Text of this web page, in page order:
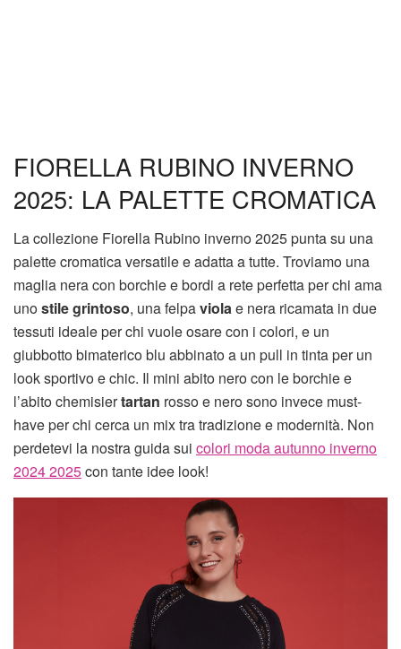
FIORELLA RUBINO INVERNO
2025: LA PALETTE CROMATICA
La collezione Fiorella Rubino inverno 2025 punta su una
palette cromatica versatile e adatta a tutte. Troviamo una
maglia nera con borchie e bordi a rete perfetta per chi ama
unostilegrintoso, una felpaviolae nera ricamata in due
tessuti ideale per chi vuole osare con i colori, e un
giubbotto bimaterico blu abbinato a un pull in tinta per un
look sportivo e chic. Il mini abito nero con le borchie e
l’abito chemisiertartan rosso e nero sono invece must-
have per chi cerca un mix tra tradizione e modernità. Non
perdetevi la nostra guida sui colori moda autunno inverno
2024 2025con tante idee look!